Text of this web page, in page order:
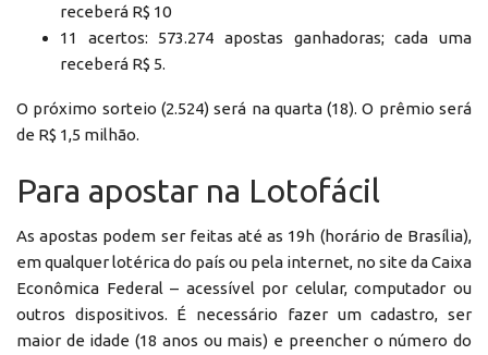
receberá R$ 10
11 acertos: 573.274 apostas ganhadoras; cada uma
receberá R$ 5.
O próximo sorteio (2.524) será na quarta (18). O prêmio será
de R$ 1,5 milhão.
Para apostar na Lotofácil
As apostas podem ser feitas até as 19h (horário de Brasília),
em qualquer lotérica do país ou pela internet, no site da Caixa
Econômica Federal – acessível por celular, computador ou
outros dispositivos. É necessário fazer um cadastro, ser
maior de idade (18 anos ou mais) e preencher o número do